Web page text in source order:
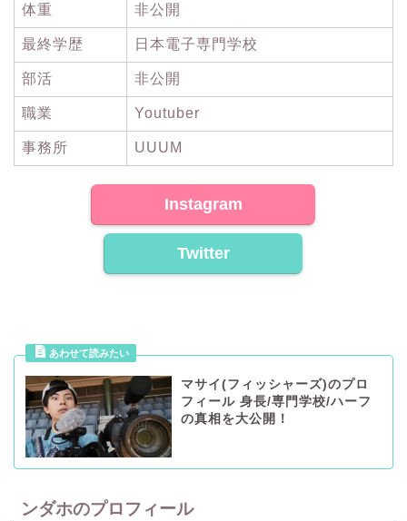
体重 非公開
最終学歴 日本電子専門学校
部活 非公開
職業 Youtuber
事務所 UUUM
Instagram
Twitter
マサイ(フィッシャーズ)のプロ
フィール 身長/専門学校/ハーフ
の真相を大公開！
ンダホのプロフィール